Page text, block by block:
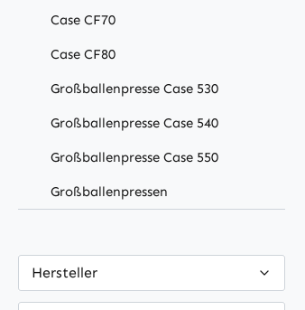
Case CF70
Case CF80
Großballenpresse Case 530
Großballenpresse Case 540
Großballenpresse Case 550
Großballenpressen
Hersteller